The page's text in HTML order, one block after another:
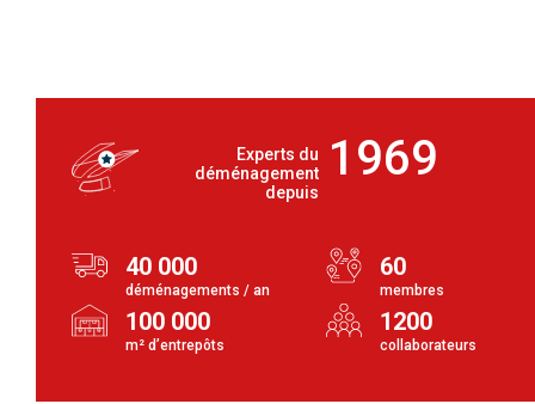
Experts du
déménagement
depuis
1969
40 000
déménagements / an
60
membres
100 000
m² d’entrepôts
1200
collaborateurs